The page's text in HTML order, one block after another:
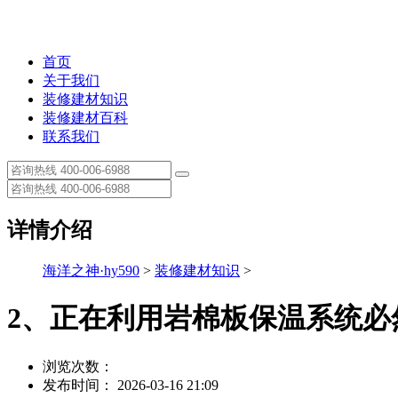
首页
关于我们
装修建材知识
装修建材百科
联系我们
详情介绍
海洋之神·hy590 > 装修建材知识 >
2、正在利用岩棉板保温系统
浏览次数：
发布时间： 2026-03-16 21:09